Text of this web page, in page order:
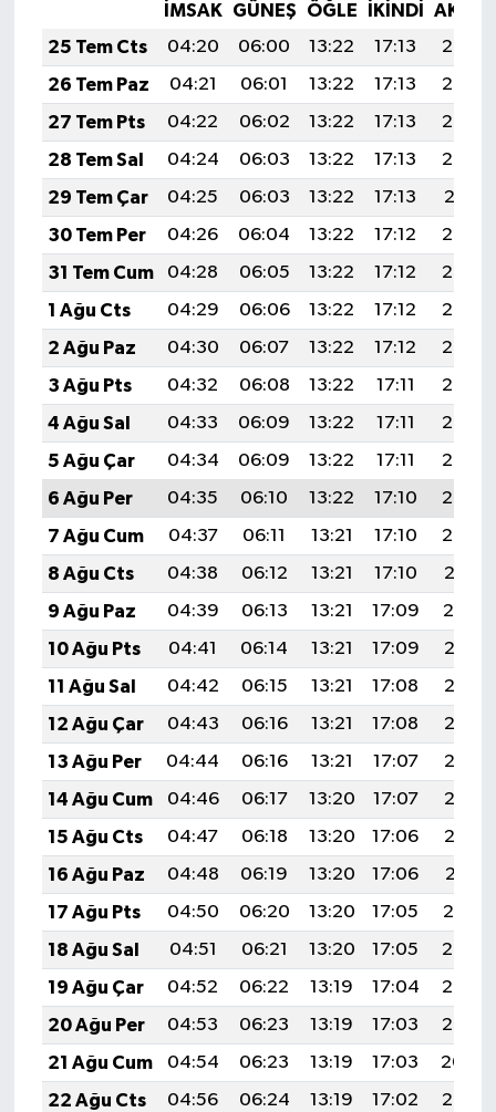
İMSAK GÜNEŞ ÖĞLE İKINDI
25 Tem Cts
04:20 06:00 13:22 17:13
20:34
26 Tem Paz
04:21 06:01 13:22 17:13
20:33
27 Tem Pts
04:22 06:02 13:22 17:13
20:33
28 Tem Sal
04:24 06:03 13:22 17:13
20:32
29 Tem Çar
04:25 06:03 13:22 17:13
20:31
30 Tem Per
04:26 06:04 13:22 17:12
20:30
31 Tem Cum
04:28 06:05 13:22 17:12
20:29
1 Ağu Cts
04:29 06:06 13:22 17:12
20:28
2 Ağu Paz
04:30 06:07 13:22 17:12
20:27
3 Ağu Pts
04:32 06:08 13:22 17:11
20:26
4 Ağu Sal
04:33 06:09 13:22 17:11
20:25
5 Ağu Çar
04:34 06:09 13:22 17:11
20:24
6 Ağu Per
04:35 06:10 13:22 17:10
20:23
7 Ağu Cum
04:37 06:11 13:21 17:10
20:22
8 Ağu Cts
04:38 06:12 13:21 17:10
20:21
9 Ağu Paz
04:39 06:13 13:21 17:09
20:19
10 Ağu Pts
04:41 06:14 13:21 17:09
20:18
11 Ağu Sal
04:42 06:15 13:21 17:08
20:17
12 Ağu Çar
04:43 06:16 13:21 17:08
20:16
13 Ağu Per
04:44 06:16 13:21 17:07
20:15
14 Ağu Cum
04:46 06:17 13:20 17:07
20:13
15 Ağu Cts
04:47 06:18 13:20 17:06
20:12
16 Ağu Paz
04:48 06:19 13:20 17:06
20:11
17 Ağu Pts
04:50 06:20 13:20 17:05
20:10
18 Ağu Sal
04:51 06:21 13:20 17:05
20:08
19 Ağu Çar
04:52 06:22 13:19 17:04
20:07
20 Ağu Per
04:53 06:23 13:19 17:03
20:06
21 Ağu Cum
04:54 06:23 13:19 17:03
20:04
22 Ağu Cts
04:56 06:24 13:19 17:02
20:03